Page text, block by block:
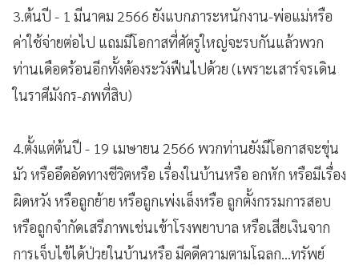
3.ต้นปี - 1 มีนาคม 2566 ยังแบกภาระหนักงาน-พ่อแม่หรือ
ค่าใช้จ่ายต่อไป แถมมีโอกาสที่ศัตรูใหญ่จะรบกันแล้วพวก
ท่านเดือดร้อนอีกทั้งต้องระวังฟืนไปด้วย (เพราะเสาร์จรเดิน
ในราศีมังกร-ภพที่สิบ)
4.ตั้งแต่ต้นปี - 19 เมษายน 2566 พวกท่านยังมีโอกาสจะขุ่น
มัว หรืออึดอัดทางชีวิตหรือ เรื่องในบ้านหรือ อกหัก หรือมีเรื่อง
ผิดหวัง หรือถูกย้าย หรือถูกเพ่งเล็งหรือ ถูกตั้งกรรมการสอบ
หรือถูกจำกัดเสรีภาพเช่นเข้าโรงพยาบาล หรือเสียเงินจาก
การเจ็บไข้ได้ป่วยในบ้านหรือ มีคดีความตามโฉลก…ทรัพย์